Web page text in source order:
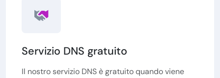
Servizio DNS gratuito
Il nostro servizio DNS è gratuito quando viene